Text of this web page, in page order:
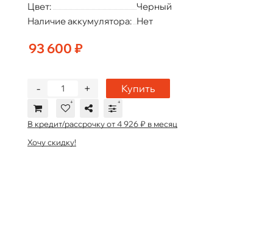
Цвет:
Черный
Наличие аккумулятора: Нет
93 600 ₽
+
- Купить
В кредит/рассрочку от 4 926 ₽ в месяц
Хочу скидку!